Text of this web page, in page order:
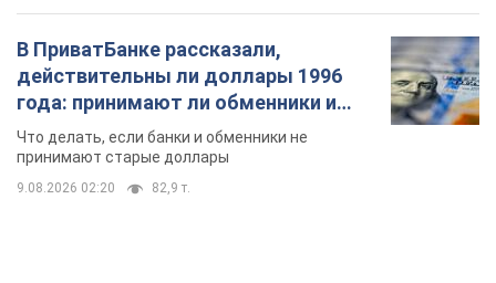
В ПриватБанке рассказали,
действительны ли доллары 1996
года: принимают ли обменники и
банки такие купюры
Что делать, если банки и обменники не
принимают старые доллары
9.08.2026 02:20 82,9 т.